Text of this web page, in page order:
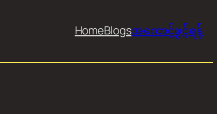
HomeBlogsအကောင့်ဖွင့်ရန်